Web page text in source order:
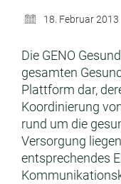
18. Februar 2013
Die GENO
gesamten
Plattform dar,
Koordinierung
rund um die
Versorgung
entsprechendes